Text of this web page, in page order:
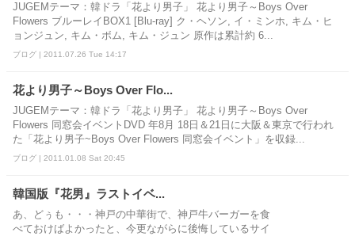
JUGEMテーマ：韓ドラ「花より男子」 花より男子～Boys Over
Flowers ブルーレイBOX1 [Blu-ray] ク・ヘソン, イ・ミンホ, キム・ヒ
ョンジュン, キム・ボム, キム・ジュン 原作は累計約 6...
ブログ | 2011.07.26 Tue 14:17
花より男子～Boys Over Flo...
JUGEMテーマ：韓ドラ「花より男子」 花より男子～Boys Over
Flowers 同窓会イベントDVD 年8月 18日＆21日に大阪＆東京で行われ
た「花より男子~Boys Over Flowers 同窓会イベント」を収録...
ブログ | 2011.01.08 Sat 20:45
韓国版『花男』ラストイベ...
あ、どぅも・・・神戸の中華街で、神戸牛バーガーを食
べておけばよかったと、今更ながらに後悔しているサイ